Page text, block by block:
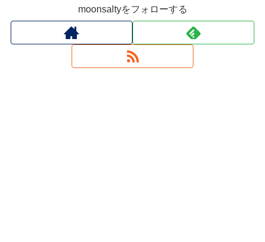
moonsaltyをフォローする